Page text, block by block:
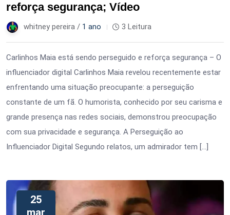
reforça segurança; Vídeo
whitney pereira / 1 ano 3 Leitura
Carlinhos Maia está sendo perseguido e reforça segurança – O
influenciador digital Carlinhos Maia revelou recentemente estar
enfrentando uma situação preocupante: a perseguição
constante de um fã. O humorista, conhecido por seu carisma e
grande presença nas redes sociais, demonstrou preocupação
com sua privacidade e segurança. A Perseguição ao
Influenciador Digital Segundo relatos, um admirador tem […]
25
mar